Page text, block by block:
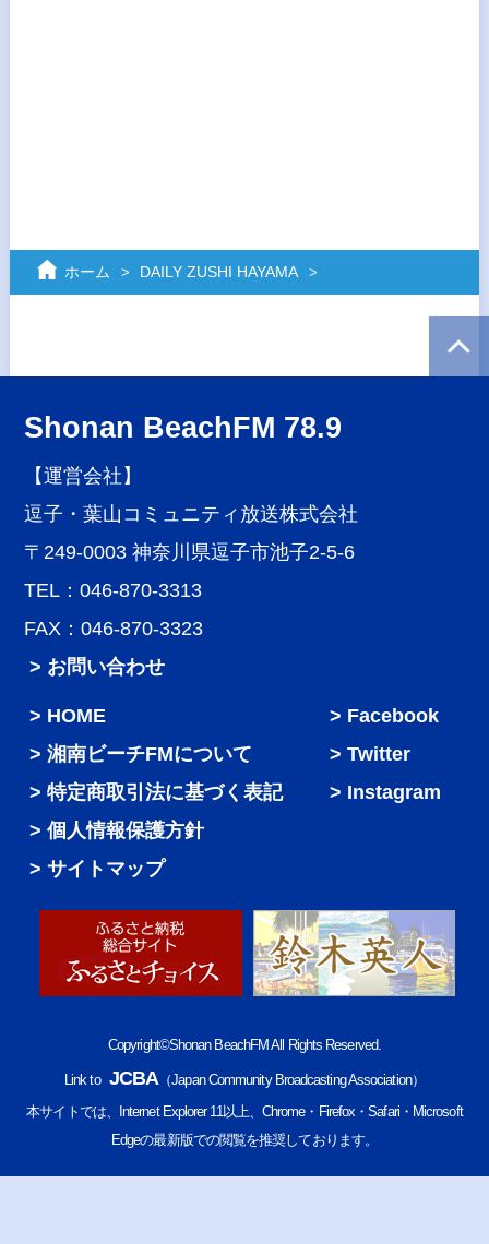
ホーム DAILY ZUSHI HAYAMA
Shonan BeachFM 78.9
【運営会社】
逗子・葉山コミュニティ放送株式会社
〒249-0003 神奈川県逗子市池子2-5-6
TEL：046-870-3313
FAX：046-870-3323
> お問い合わせ
HOME
湘南ビーチFMについて
特定商取引法に基づく表記
個人情報保護方針
サイトマップ
Facebook
Twitter
Instagram
Copyright©Shonan BeachFM All Rights Reserved.
Link to JCBA（Japan Community Broadcasting Association）
本サイトでは、Internet Explorer 11以上、Chrome・Firefox・Safari・Microsoft
Edgeの最新版での閲覧を推奨しております。